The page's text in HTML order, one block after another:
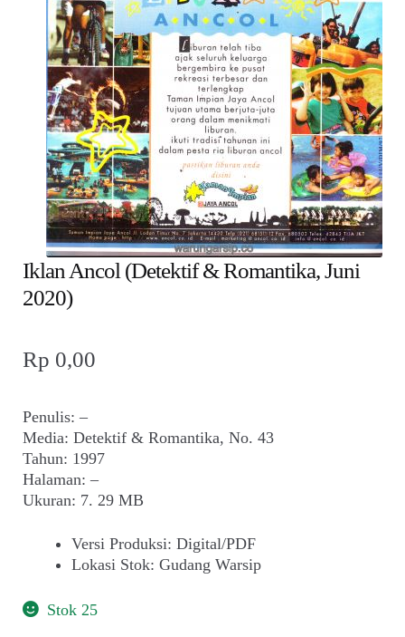
child
menu
Alamat
Rekening
Reseller
Iklan Ancol (Detektif & Romantika, Juni
2020)
Rp 0,00
Penulis: –
Media: Detektif & Romantika, No. 43
Tahun: 1997
Halaman: –
Ukuran: 7. 29 MB
Versi Produksi: Digital/PDF
Lokasi Stok: Gudang Warsip
Stok 25